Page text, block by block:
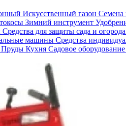
Искусственный газон Семена
Зимний инструмент
Средства для защиты сада и огорода
машины Средства
Пруды Кухня Садовое оборудование